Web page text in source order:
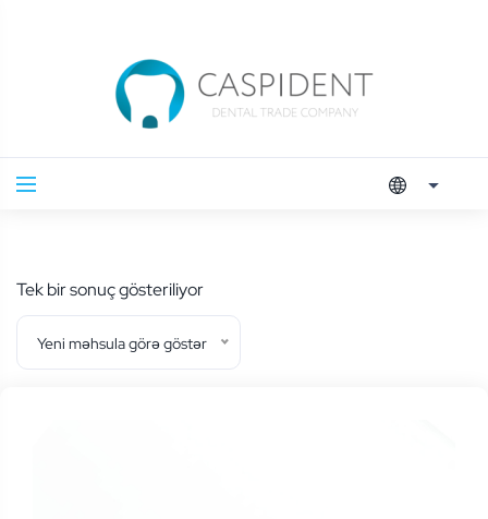
Tek bir sonuç gösteriliyor
Yeni məhsula görə göstər